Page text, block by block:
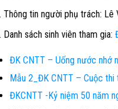
Thông tin người phụ trách: Lê
Danh sách sinh viên tham gia:
ĐK CNTT – Uống nước nhớ
Mẫu 2_ĐK CNTT – Cuộc
ĐKCNTT -Kỷ niệm 50 năm